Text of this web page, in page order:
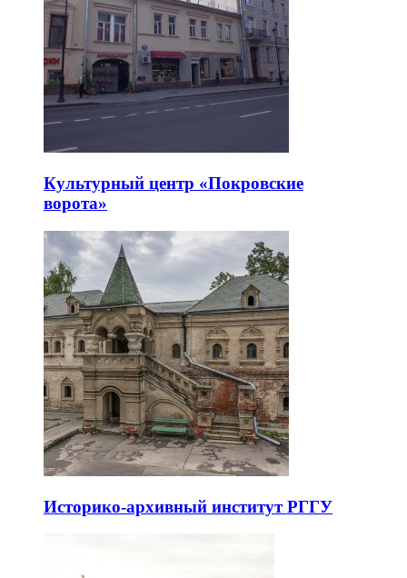
Культурный центр «Покровские
ворота»
Историко-архивный институт РГГУ